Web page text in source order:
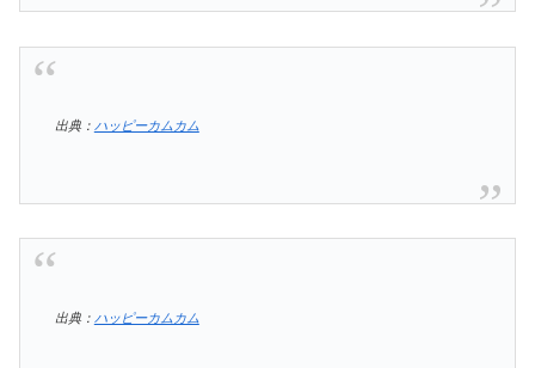
出典： ハッピーカムカム
出典： ハッピーカムカム